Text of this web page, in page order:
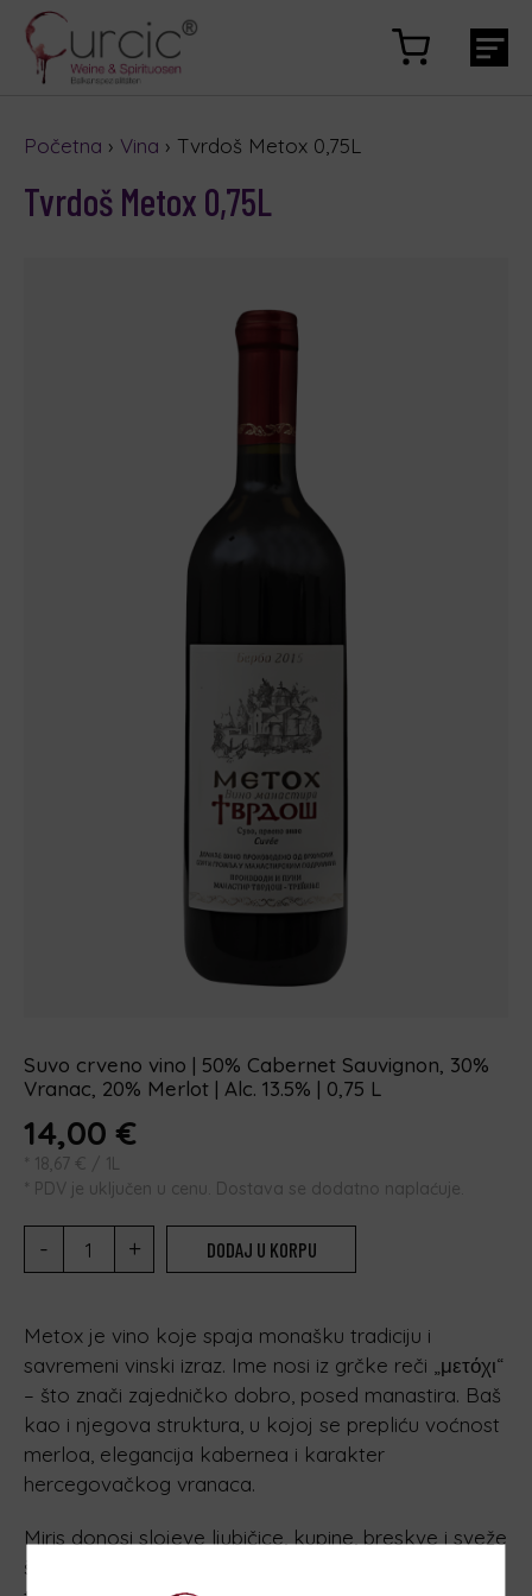
Početna › Vina › Tvrdoš Metox 0,75L
Tvrdoš Metox 0,75L
Suvo crveno vino | 50% Cabernet Sauvignon, 30%
Vranac, 20% Merlot | Alc. 13.5% | 0,75 L
14,00€
* 18,67 € / 1L
* PDV je uključen u cenu. Dostava se dodatno naplaćuje.
- + DODAJ U KORPU
Metox je vino koje spaja monašku tradiciju i
savremeni vinski izraz. Ime nosi iz grčke reči „μετόχι“
– što znači zajedničko dobro, posed manastira. Baš
kao i njegova struktura, u kojoj se prepliću voćnost
merloa, elegancija kabernea i karakter
hercegovačkog vranaca.
Miris donosi slojeve ljubičice, kupine, breskve i sveže
šljive. Na ukusu je pitko i skladno, sa mekim